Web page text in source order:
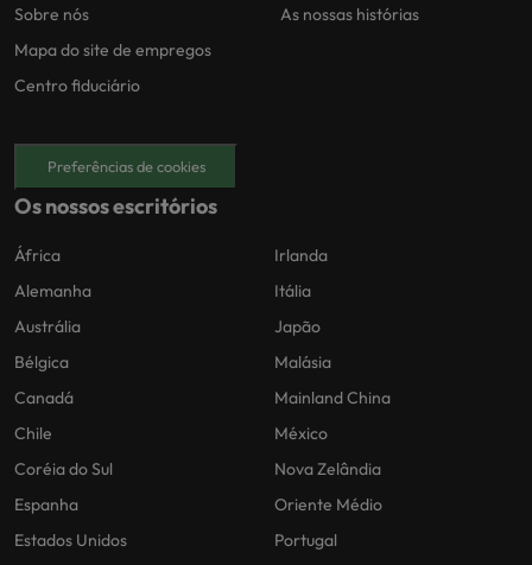
Sobre nós
Mapa do site de empregos
Centro fiduciário
As nossas histórias
Preferências de cookies
Os nossos escritórios
África
Alemanha
Austrália
Bélgica
Canadá
Chile
Coréia do Sul
Espanha
Estados Unidos
Irlanda
Itália
Japão
Malásia
Mainland China
México
Nova Zelândia
Oriente Médio
Portugal